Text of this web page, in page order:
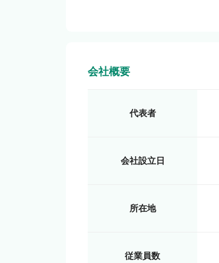
会社概要
代表者
会社設立日
所在地
従業員数